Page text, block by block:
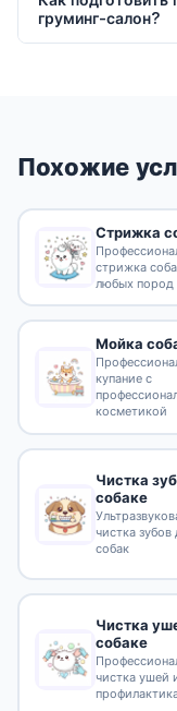
груминг-салон?
Похожие
Стрижка
стрижка
любых пород
Мойка
купание с
косметикой
Чистка
собаке
чистка зубов
собак
Чистка
собаке
чистка ушей